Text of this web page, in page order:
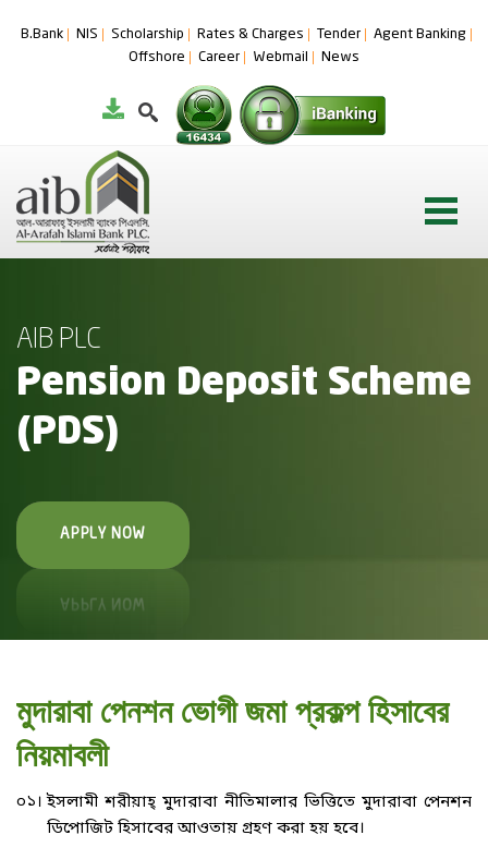
B.Bank NIS Scholarship Rates & Charges Tender
Agent Banking
Offshore
Career Webmail News
AIB PLC
Pension Deposit Scheme
(PDS)
APPLY NOW
মুদারাবা পেনশন ভোগী জমা প্রকল্প হিসাবের
নিয়মাবলী
০১। ইসলামী শরীয়াহ্ মুদারাবা নীতিমালার ভিত্তিতে মুদারাবা পেনশন
ডিপোজিট হিসাবের আওতায় গ্রহণ করা হয় হবে।